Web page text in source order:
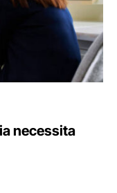
necessita